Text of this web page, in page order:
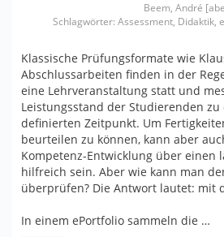
Beem, André
Schlagwörter: Assessment, Didaktik,
Klassische Prüfungsformate wie
Abschlussarbeiten finden in der
eine Lehrveranstaltung statt und
Leistungsstand der Studierenden
definierten Zeitpunkt. Um
beurteilen zu können, kann aber
Kompetenz-Entwicklung über einen
hilfreich sein. Aber wie kann man
überprüfen? Die Antwort lautet: mit
In einem ePortfolio sammeln die …